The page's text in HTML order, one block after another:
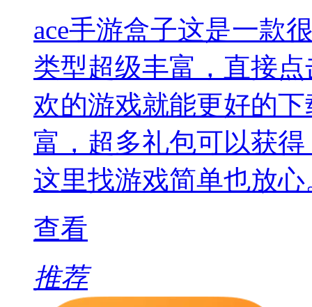
ace手游盒子这是一款
类型超级丰富，直接
欢的游戏就能更好的
富，超多礼包可以获
这里找游戏简单也放心
查看
推荐